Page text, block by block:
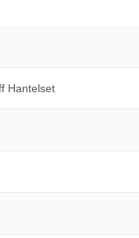
Hantelset